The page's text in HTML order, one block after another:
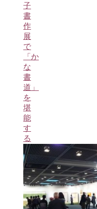
子
書
作
展
で
「か
な
書
道」
を
堪
能
す
る